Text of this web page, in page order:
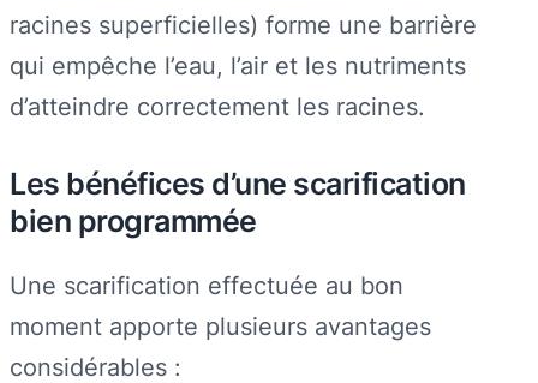
racines superficielles) forme une barrière
qui empêche l’eau, l’air et les nutriments
d’atteindre correctement les racines.
Les bénéfices d’une scarification
bien programmée
Une scarification effectuée au bon
moment apporte plusieurs avantages
considérables :